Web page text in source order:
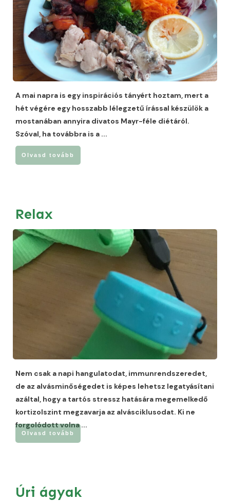
A mai napra is egy inspirációs tányért hoztam, mert a
hét végére egy hosszabb lélegzetű írással készülök a
mostanában annyira divatos Mayr-féle diétáról.
Szóval, ha továbbra is a ...
Olvasd tovább
Relax
Nem csak a napi hangulatodat, immunrendszeredet,
de az alvásminőségedet is képes lehetsz legatyásítani
azáltal, hogy a tartós stressz hatására megemelkedő
kortizolszint megzavarja az alvásciklusodat. Ki ne
forgolódott volna...
Olvasd tovább
Úri ágyak